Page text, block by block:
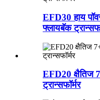
EFD30 हाय
फ्लायबॅक
EFD20 क्षैतिज
ट्रान्सफॉर्मर